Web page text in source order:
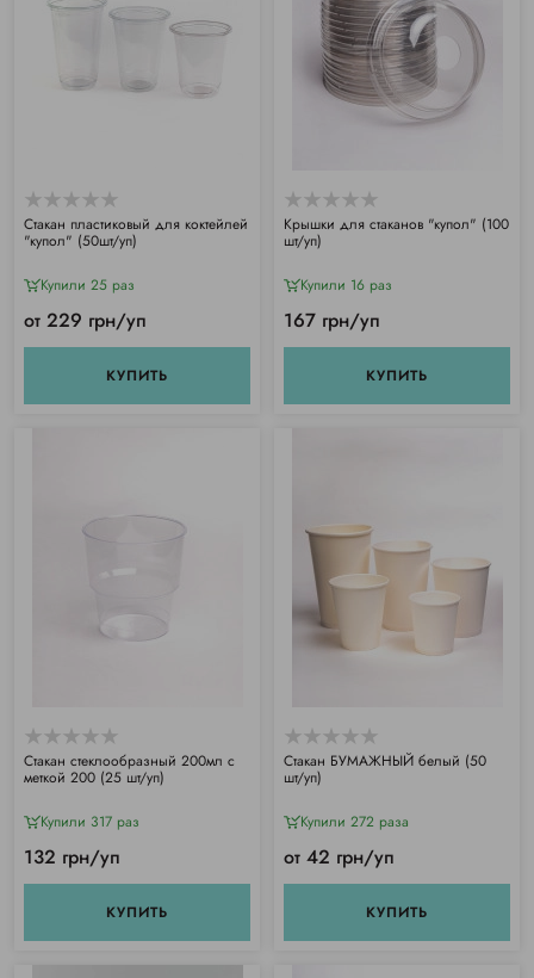
Стакан пластиковый для коктейлей
"купол" (50шт/уп)
Купили 25 раз
от 229 грн/уп
КУПИТЬ
Крышки для стаканов "купол" (100
шт/уп)
Купили 16 раз
167 грн/уп
КУПИТЬ
Стакан стеклообразный 200мл с
меткой 200 (25 шт/уп)
Купили 317 раз
132 грн/уп
КУПИТЬ
Стакан БУМАЖНЫЙ белый (50
шт/уп)
Купили 272 раза
от 42 грн/уп
КУПИТЬ